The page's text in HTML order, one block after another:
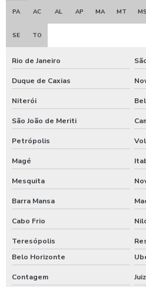
Válvula gaveta para saneamento
Válvula gaveta tipo flangeada
Válvula gaveta tipo flangeada 6
Válvula gaveta tipo flangeada 6
Válvula gaveta tipo flangeada preço
Válvula gaveta tipo flangeada valor
Válvula globo
Válvula globo flangeada
Válvula limitadora de vazão
Válvula on off
PA AC AL AP MA MT MS
SE TO
Rio de Janeiro
Duque de Caxias
Niterói
São João de Meriti
Petrópolis
Magé
Mesquita
Barra Mansa
Cabo Frio
Teresópolis
Belo Horizonte
Contagem